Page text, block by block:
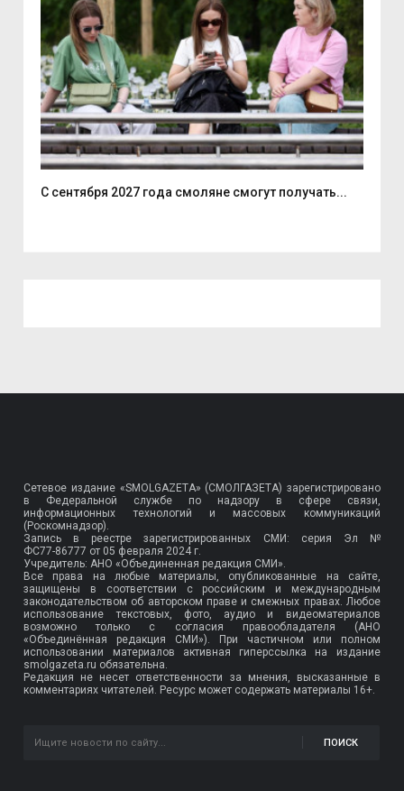
С сентября 2027 года смоляне смогут получать...
Сетевое издание «SMOLGAZETA» (СМОЛГАЗЕТА) зарегистрировано
в Федеральной службе по надзору в сфере связи,
информационных технологий и массовых коммуникаций
(Роскомнадзор).
Запись в реестре зарегистрированных СМИ: серия Эл №
ФС77-86777 от 05 февраля 2024 г.
Учредитель: АНО «Объединенная редакция СМИ».
Все права на любые материалы, опубликованные на сайте,
защищены в соответствии с российским и международным
законодательством об авторском праве и смежных правах. Любое
использование текстовых, фото, аудио и видеоматериалов
возможно только с согласия правообладателя (АНО
«Объединённая редакция СМИ»). При частичном или полном
использовании материалов активная гиперссылка на издание
smolgazeta.ru обязательна.
Редакция не несет ответственности за мнения, высказанные в
комментариях читателей. Ресурс может содержать материалы 16+.
ПОИСК